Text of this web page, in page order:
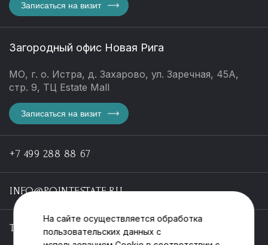
Записаться на визит
Загородный офис Новая Рига
МО, г. о. Истра, д. Захарово, ул. Заречная, 45А,
стр. 9, ТЦ Estate Mall
Записаться на визит
+7 499 288 88 67
INFO@POINTESTATE.RU
TELEGRAM
На сайте осуществляется обработка
пользовательских данных с